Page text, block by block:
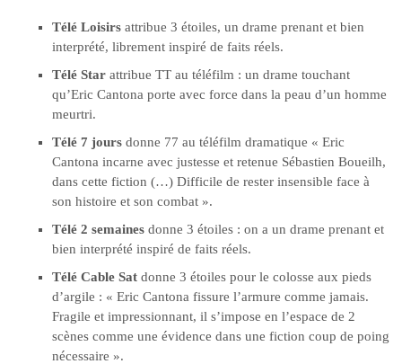
Télé Loisirsattribue 3 étoiles, un drame prenant et bien
interprété, librement inspiré de faits réels.
Télé Star attribue TT au téléfilm : un drame touchant
qu’Eric Cantona porte avec force dans la peau d’un homme
meurtri.
Télé 7 jours donne 77 au téléfilm dramatique « Eric
Cantona incarne avec justesse et retenue Sébastien Boueilh,
dans cette fiction (…) Difficile de rester insensible face à
son histoire et son combat ».
Télé 2 semaines donne 3 étoiles : on a un drame prenant et
bien interprété inspiré de faits réels.
Télé Cable Sat donne 3 étoiles pour le colosse aux pieds
d’argile : « Eric Cantona fissure l’armure comme jamais.
Fragile et impressionnant, il s’impose en l’espace de 2
scènes comme une évidence dans une fiction coup de poing
nécessaire ».